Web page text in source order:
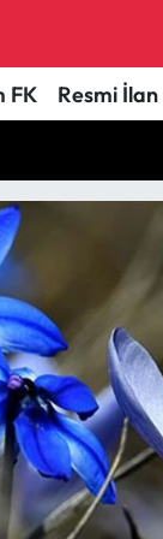
FK Resmi İlan